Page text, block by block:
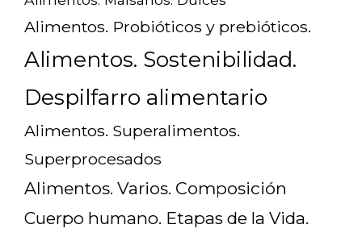
Alimentos. Probióticos y prebióticos.
Alimentos. Sostenibilidad.
Despilfarro alimentario
Alimentos. Superalimentos.
Superprocesados
Alimentos. Varios. Composición
Cuerpo humano. Etapas de la Vida.